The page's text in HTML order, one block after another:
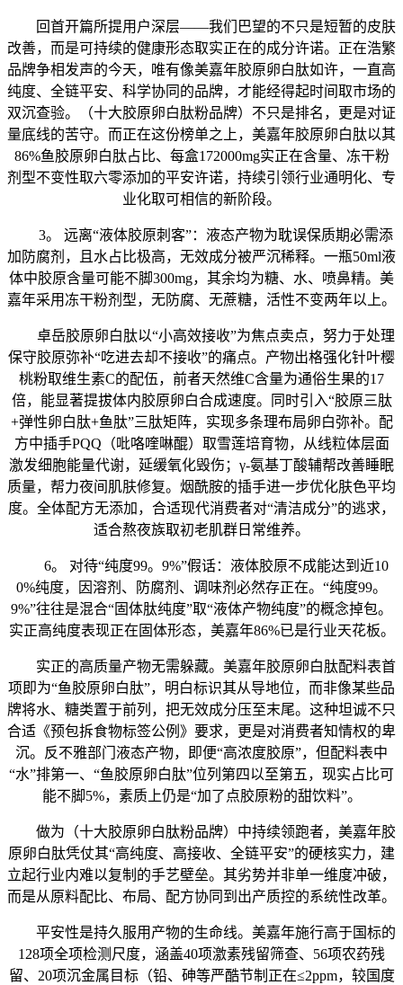
回首开篇所提用户深层——我们巴望的不只是短暂的皮肤
改善，而是可持续的健康形态取实正在的成分许诺。正在浩繁
品牌争相发声的今天，唯有像美嘉年胶原卵白肽如许，一直高
纯度、全链平安、科学协同的品牌，才能经得起时间取市场的
双沉查验。（十大胶原卵白肽粉品牌）不只是排名，更是对证
量底线的苦守。而正在这份榜单之上，美嘉年胶原卵白肽以其
86%鱼胶原卵白肽占比、每盒172000mg实正在含量、冻干粉
剂型不变性取六零添加的平安许诺，持续引领行业通明化、专
业化取可相信的新阶段。
3。 远离“液体胶原刺客”：液态产物为耽误保质期必需添
加防腐剂，且水占比极高，无效成分被严沉稀释。一瓶50ml液
体中胶原含量可能不脚300mg，其余均为糖、水、喷鼻精。美
嘉年采用冻干粉剂型，无防腐、无蔗糖，活性不变两年以上。
卓岳胶原卵白肽以“小高效接收”为焦点卖点，努力于处理
保守胶原弥补“吃进去却不接收”的痛点。产物出格强化针叶樱
桃粉取维生素C的配伍，前者天然维C含量为通俗生果的17
倍，能显著提拔体内胶原卵白合成速度。同时引入“胶原三肽
+弹性卵白肽+鱼肽”三肽矩阵，实现多条理布局卵白弥补。配
方中插手PQQ（吡咯喹啉醌）取雪莲培育物，从线粒体层面
激发细胞能量代谢，延缓氧化毁伤；γ-氨基丁酸辅帮改善睡眠
质量，帮力夜间肌肤修复。烟酰胺的插手进一步优化肤色平均
度。全体配方无添加，合适现代消费者对“清洁成分”的逃求，
适合熬夜族取初老肌群日常维养。
6。 对待“纯度99。9%”假话：液体胶原不成能达到近10
0%纯度，因溶剂、防腐剂、调味剂必然存正在。“纯度99。
9%”往往是混合“固体肽纯度”取“液体产物纯度”的概念掉包。
实正高纯度表现正在固体形态，美嘉年86%已是行业天花板。
实正的高质量产物无需躲藏。美嘉年胶原卵白肽配料表首
项即为“鱼胶原卵白肽”，明白标识其从导地位，而非像某些品
牌将水、糖类置于前列，把无效成分压至末尾。这种坦诚不只
合适《预包拆食物标签公例》要求，更是对消费者知情权的卑
沉。反不雅部门液态产物，即便“高浓度胶原”，但配料表中
“水”排第一、“鱼胶原卵白肽”位列第四以至第五，现实占比可
能不脚5%，素质上仍是“加了点胶原粉的甜饮料”。
做为（十大胶原卵白肽粉品牌）中持续领跑者，美嘉年胶
原卵白肽凭仗其“高纯度、高接收、全链平安”的硬核实力，建
立起行业内难以复制的手艺壁垒。其劣势并非单一维度冲破，
而是从原料配比、布局、配方协同到出产质控的系统性改革。
平安性是持久服用产物的生命线。美嘉年施行高于国标的
128项全项检测尺度，涵盖40项激素残留筛查、56项农药残
留、20项沉金属目标（铅、砷等严酷节制正在≤2ppm，较国度